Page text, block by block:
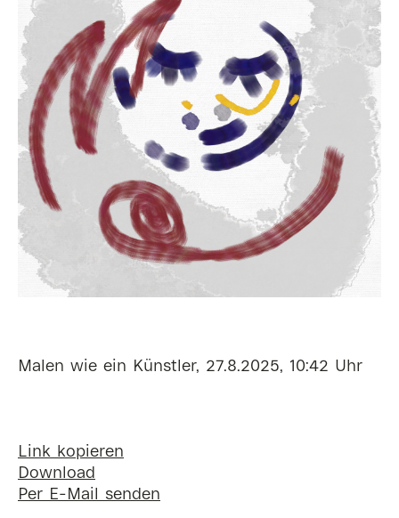
Malen wie ein Künstler, 27.8.2025, 10:42 Uhr
Link kopieren
Download
Per E-Mail senden